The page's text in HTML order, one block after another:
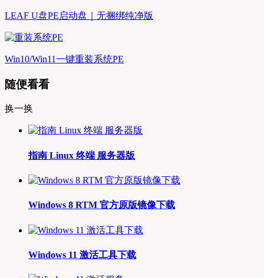
LEAF U盘PE启动盘｜无捆绑纯净版
Win10/Win11一键重装系统PE
随便看看
换一换
指南 Linux 终端 服务器版
Windows 8 RTM 官方原版镜像下载
Windows 11 激活工具下载